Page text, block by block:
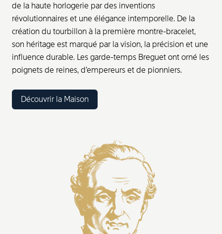
de la haute horlogerie par des inventions
révolutionnaires et une élégance intemporelle. De la
création du tourbillon à la première montre-bracelet,
son héritage est marqué par la vision, la précision et une
influence durable. Les garde-temps Breguet ont orné les
poignets de reines, d’empereurs et de pionniers.
Découvrir la Maison